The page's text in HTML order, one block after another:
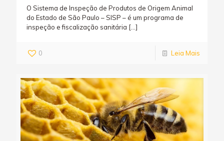
O Sistema de Inspeção de Produtos de Origem Animal
do Estado de São Paulo – SISP – é um programa de
inspeção e fiscalização sanitária […]
0 Leia Mais